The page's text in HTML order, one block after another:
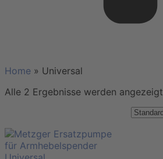
Home » Universal
Alle 2 Ergebnisse werden angezeigt